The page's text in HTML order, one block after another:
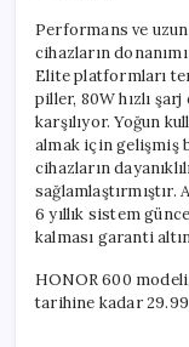
Performans ve uzun
cihazların
Elite platformları
piller, 80W hızlı
karşılıyor. Yoğun
almak için gelişmiş
cihazların
sağlamlaştırmıştır.
6 yıllık sistem
kalması garanti
HONOR 600
tarihine kadar